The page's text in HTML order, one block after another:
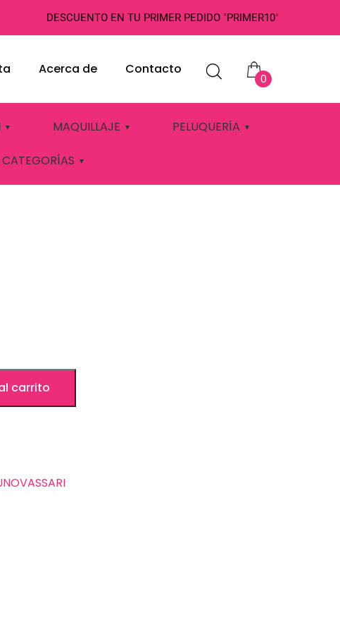
DESCUENTO EN TU PRIMER PEDIDO "PRIMER10"
0
Acerca de Contacto
MAQUILLAJE PELUQUERÍA
carrito